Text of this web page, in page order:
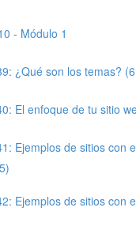
- Módulo 1
¿Qué son los temas?
El enfoque de tu sitio
Ejemplos de sitios con
Ejemplos de sitios con